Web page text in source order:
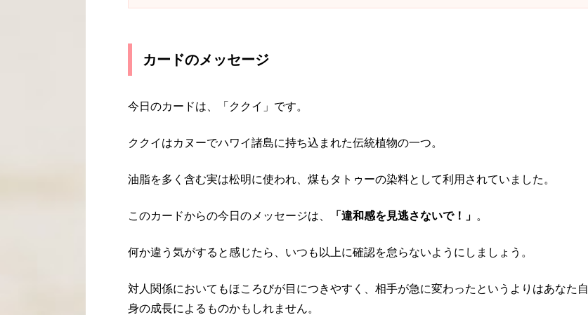
カードのメッセージ
今日のカードは、「ククイ」です。
ククイはカヌーでハワイ諸島に持ち込まれた伝統植物の一つ。
油脂を多く含む実は松明に使われ、煤もタトゥーの染料として利用されていました。
このカードからの今日のメッセージは、 「違和感を見逃さないで！」 。
何か違う気がすると感じたら、いつも以上に確認を怠らないようにしましょう。
対人関係においてもほころびが目につきやすく、相手が急に変わったというよりはあなた自
身の成長によるものかもしれません。